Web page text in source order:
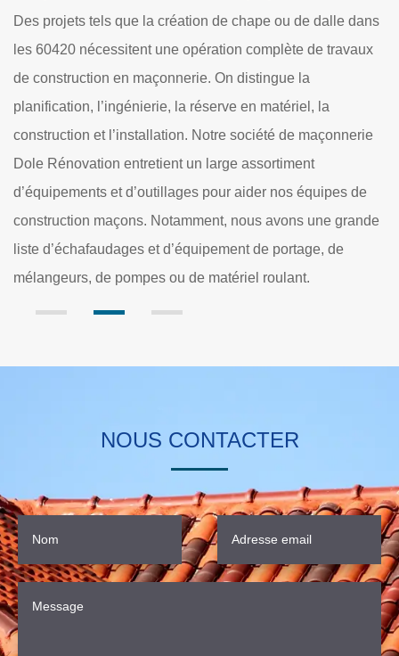
Sise à Courcelles Epayelles fournissant des services de
maçonnerie dans tout 60420 depuis longtemps, notre
société est en mesure de procéder à toutes les réparations
d’éléments maçonnés sur votre local, votre entreprise ou
votre propriété. Que vous faites face à des dommages
provoqués par un accident ou une tempête, ou que votre
maçonnerie ait été abîmée avec le temps à cause de
l’exposition au vent et à l’eau, nous restaurerons la pierre
correctement dès notre intervention initiale. Vous aurez un
devis gratuit pour votre projet.
NOUS CONTACTER